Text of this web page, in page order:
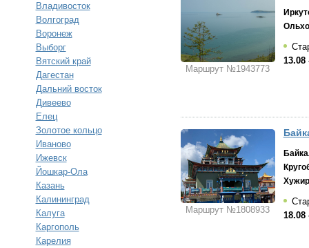
Владивосток
Волгоград
Воронеж
Выборг
Вятский край
Дагестан
Дальний восток
Дивеево
Елец
Золотое кольцо
Иваново
Ижевск
Йошкар-Ола
Казань
Калининград
Калуга
Каргополь
Карелия
Маршрут №1943773
13.08
Маршрут №1808933
Хужир
18.08